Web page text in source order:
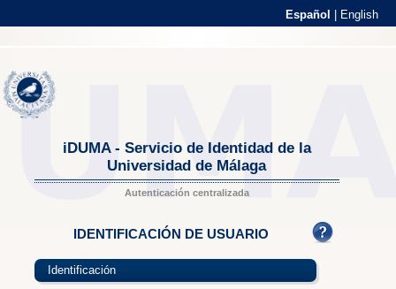
Español English
iDUMA - Servicio de Identidad de la
Universidad de Málaga
Autenticación centralizada
IDENTIFICACIÓN DE USUARIO
Identificación